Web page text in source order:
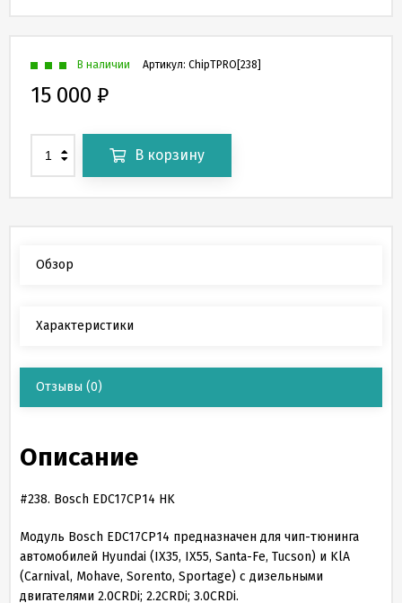
Артикул: ChipTPRO[238]
В наличии
15 000 ₽
В корзину
Обзор
Характеристики
Отзывы (0)
Описание
#238. Bosch EDC17CP14 HK
Модуль Bosch EDC17CP14 предназначен для чип-тюнинга
автомобилей Hyundai (IX35, IX55, Santa-Fe, Tucson) и KlA
(Carnival, Mohave, Sorento, Sportage) с дизельными
двигателями 2.0CRDi; 2.2CRDi; 3.0CRDi.